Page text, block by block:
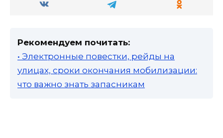
Рекомендуем почитать:
• Электронные повестки, рейды на
улицах, сроки окончания мобилизации:
что важно знать запасникам